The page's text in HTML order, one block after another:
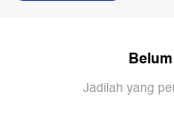
Jadilah yang